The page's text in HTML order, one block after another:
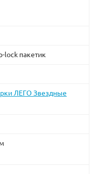
lock пакетик
ЛЕГО Звездные